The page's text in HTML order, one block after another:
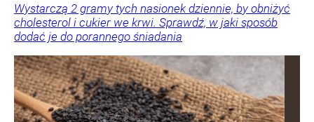
Wystarczą 2 gramy tych nasionek dziennie, by obniżyć
cholesterol i cukier we krwi. Sprawdź, w jaki sposób
dodać je do porannego śniadania